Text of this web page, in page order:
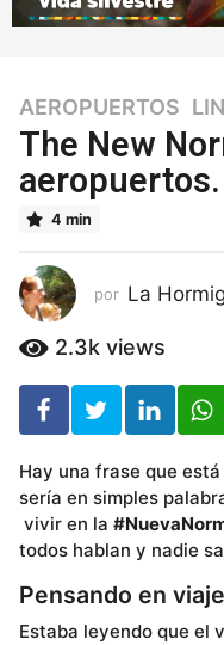
6
a
ñ
o
s
ñ
o
s
AEROPUERTOS ,
The New
aeropuertos.
4 min
por La
2.3k views
Hay una frase que
sería en simples
vivir en la
todos hablan y nadie
Pensando en
Estaba leyendo que el